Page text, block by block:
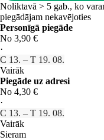
Noliktavā > 5 gab., ko
piegādājam nekavējoties
Personīgā piegāde
No 3,90 €
·
C 13. – T 19. 08.
Vairāk
Piegāde uz adresi
No 4,30 €
·
C 13. – T 19. 08.
Vairāk
Sieram